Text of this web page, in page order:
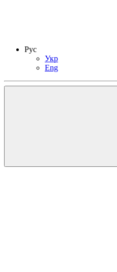
Рус
Укр
Eng